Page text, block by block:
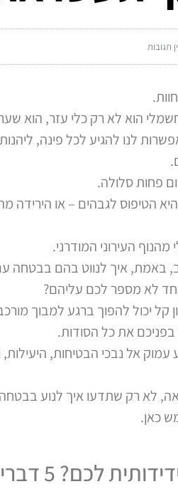
תגובות
הוא לא רק כלי עזר, הוא
לנו להגיע לכל פינה,
פחות סלולה.
הטיפוס לגבהים – או הירידה
העירוני המודרני.
איך לנווט בהם בבטחה
לא מספר לכם עליהם?
יכול להפוך ברגע למבוך
את כל הסודות.
אל נבכי הבטיחות,
לא רק שתדעו איך לנוע
כאן.
לבדוק לפני שאתם עולים!